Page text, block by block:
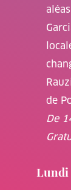
de
De
Lundi